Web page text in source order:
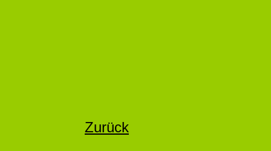
Zurück